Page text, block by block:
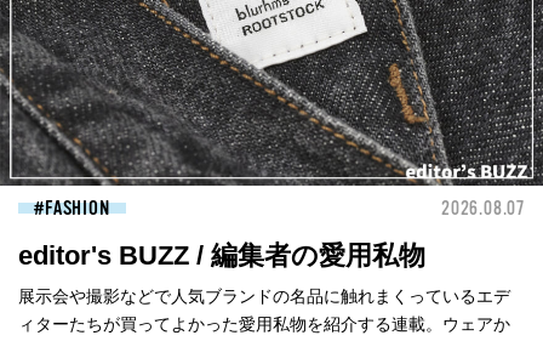
FASHION 2026.08.07
editor's BUZZ / 編集者の愛用私物
展示会や撮影などで人気ブランドの名品に触れまくっているエデ
ィターたちが買ってよかった愛用私物を紹介する連載。ウェアか